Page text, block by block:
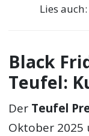
Lies auch:
Black
Teufel:
Der Teufel
Oktober